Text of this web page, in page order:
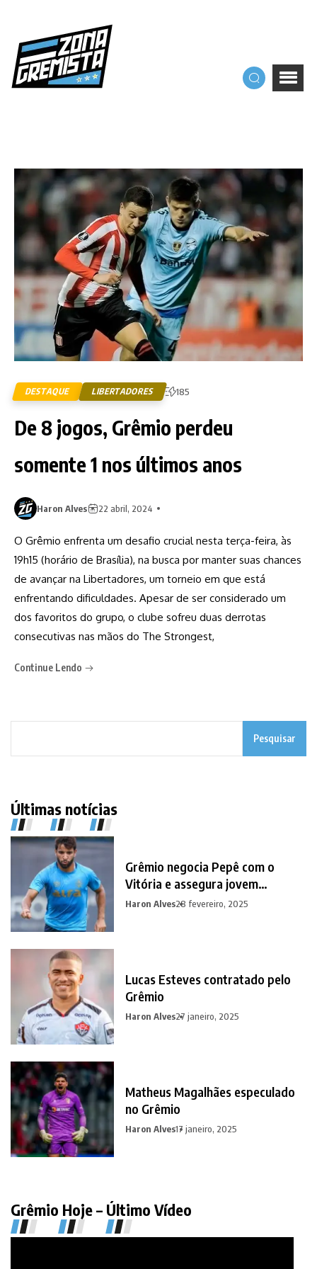
DESTAQUE LIBERTADORES 185
De 8 jogos, Grêmio perdeu
somente 1 nos últimos anos
Haron Alves 22 abril, 2024
O Grêmio enfrenta um desafio crucial nesta terça-feira, às
19h15 (horário de Brasília), na busca por manter suas chances
de avançar na Libertadores, um torneio em que está
enfrentando dificuldades. Apesar de ser considerado um
dos favoritos do grupo, o clube sofreu duas derrotas
consecutivas nas mãos do The Strongest,
Continue Lendo
Pesquisar
Últimas notícias
Grêmio negocia Pepê com o
Vitória e assegura jovem
promessa em contrapartida
Haron Alves28 fevereiro, 2025
Lucas Esteves contratado pelo
Grêmio
Haron Alves27 janeiro, 2025
Matheus Magalhães especulado
no Grêmio
Haron Alves17 janeiro, 2025
Grêmio Hoje – Último Vídeo